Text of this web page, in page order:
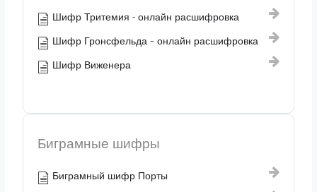
Шифр Тритемия - онлайн расшифровка
Шифр Гронсфельда – онлайн расшифровка
Шифр Виженера
Биграмные шифры
Биграмный шифр Порты